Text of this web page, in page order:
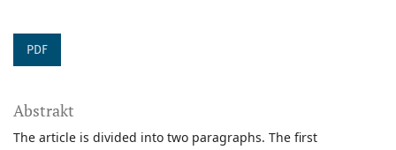
PDF
Abstrakt
The article is divided into two paragraphs. The first